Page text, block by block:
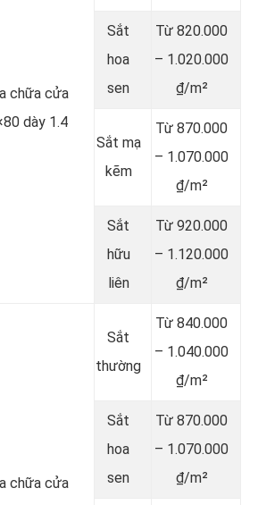
chữa cửa
dày 1.4
Sắt
hoa
sen
Từ 820.000
– 1.020.000
₫/m²
Sắt mạ
kẽm
Từ 870.000
– 1.070.000
₫/m²
Sắt
hữu
liên
Từ 920.000
– 1.120.000
₫/m²
chữa cửa
Sắt
thường
Từ 840.000
– 1.040.000
₫/m²
Sắt
hoa
sen
Từ 870.000
– 1.070.000
₫/m²